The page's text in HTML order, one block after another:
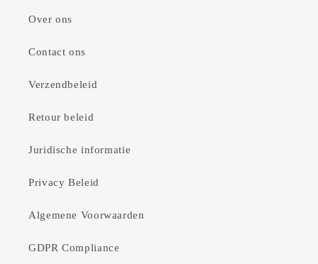
Over ons
Contact ons
Verzendbeleid
Retour beleid
Juridische informatie
Privacy Beleid
Algemene Voorwaarden
GDPR Compliance